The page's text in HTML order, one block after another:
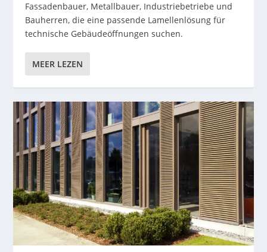
Fassadenbauer, Metallbauer, Industriebetriebe und
Bauherren, die eine passende Lamellenlösung für
technische Gebäudeöffnungen suchen.
MEER LEZEN